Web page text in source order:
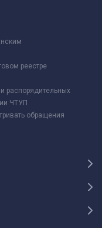
реестре
распорядительных
ЧТУП
обращения